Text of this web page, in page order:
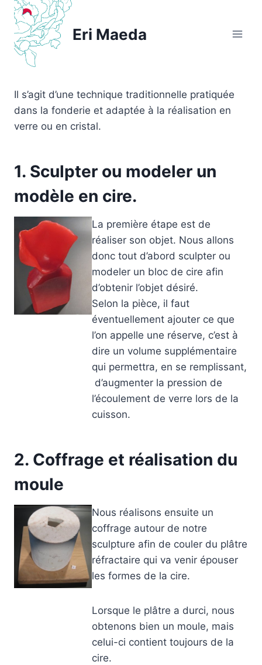
Aller
contenu
Eri Maeda
Il s’agit d’une technique traditionnelle pratiquée
dans la fonderie et adaptée à la réalisation en
verre ou en cristal.
1. Sculpter ou modeler un
modèle en cire.
La première étape est de
réaliser son objet. Nous allons
donc tout d’abord sculpter ou
modeler un bloc de cire afin
d’obtenir l’objet désiré.
Selon la pièce, il faut
éventuellement ajouter ce que
l’on appelle une réserve, c’est à
dire un volume supplémentaire
qui permettra, en se remplissant,
d’augmenter la pression de
l’écoulement de verre lors de la
cuisson.
2. Coffrage et réalisation du
moule
Nous réalisons ensuite un
coffrage autour de notre
sculpture afin de couler du plâtre
réfractaire qui va venir épouser
les formes de la cire.
Lorsque le plâtre a durci, nous
obtenons bien un moule, mais
celui-ci contient toujours de la
cire.